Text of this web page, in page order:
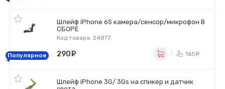
Шлейф iPhone 6S камера/сенсор/микрофон В
СБОРЕ
Код товара: 24877
Популярное 290 165
Шлейф iPhone 3G/ 3Gs на спикер и датчик